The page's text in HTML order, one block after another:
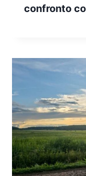
confronto